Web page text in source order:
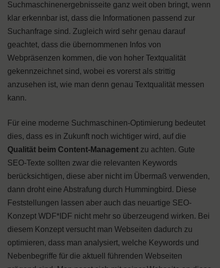
Suchmaschinenergebnisseite ganz weit oben bringt, wenn
klar erkennbar ist, dass die Informationen passend zur
Suchanfrage sind. Zugleich wird sehr genau darauf
geachtet, dass die übernommenen Infos von
Webpräsenzen kommen, die von hoher Textqualität
gekennzeichnet sind, wobei es vorerst als strittig
anzusehen ist, wie man denn genau Textqualität messen
kann.
Für eine moderne Suchmaschinen-Optimierung bedeutet
dies, dass es in Zukunft noch wichtiger wird, auf die
Qualität beim Content-Management zu achten. Gute
SEO-Texte sollten zwar die relevanten Keywords
berücksichtigen, diese aber nicht im Übermaß verwenden,
dann droht eine Abstrafung durch Hummingbird. Diese
Feststellungen lassen aber auch das neuartige SEO-
Konzept WDF*IDF nicht mehr so überzeugend wirken. Bei
diesem Konzept versucht man Webseiten dadurch zu
optimieren, dass man analysiert, welche Keywords und
Nebenbegriffe für die aktuell führenden Webseiten